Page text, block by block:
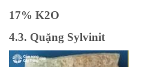
17% K2O
4.3. Quặng Sylvinit